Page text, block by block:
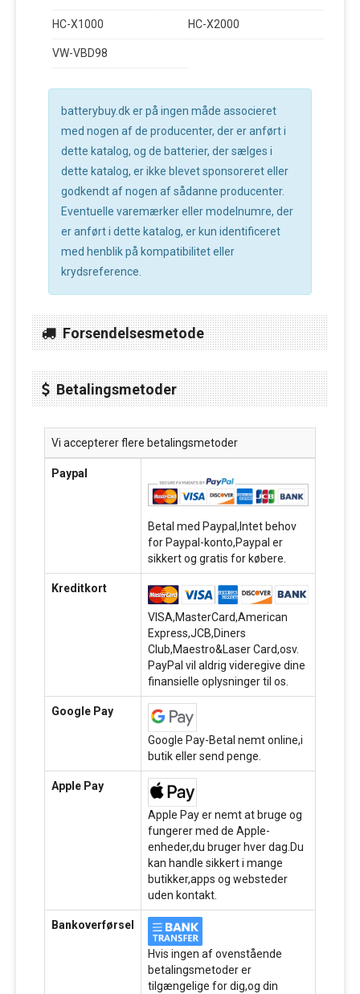
HC-X1000 HC-X2000
VW-VBD98
batterybuy.dk er på ingen måde associeret
med nogen af de producenter, der er anført i
dette katalog, og de batterier, der sælges i
dette katalog, er ikke blevet sponsoreret eller
godkendt af nogen af sådanne producenter.
Eventuelle varemærker eller modelnumre, der
er anført i dette katalog, er kun identificeret
med henblik på kompatibilitet eller
krydsreference.
Forsendelsesmetode
Betalingsmetoder
Vi accepterer flere betalingsmetoder
Paypal
Betal med Paypal,Intet behov
for Paypal-konto,Paypal er
sikkert og gratis for købere.
Kreditkort
VISA,MasterCard,American
Express,JCB,Diners
Club,Maestro&Laser Card,osv.
PayPal vil aldrig videregive dine
finansielle oplysninger til os.
Google Pay
Google Pay-Betal nemt online,i
butik eller send penge.
Apple Pay
Apple Pay er nemt at bruge og
fungerer med de Apple-
enheder,du bruger hver dag.Du
kan handle sikkert i mange
butikker,apps og websteder
uden kontakt.
Bankoverførsel
Hvis ingen af ovenstående
betalingsmetoder er
tilgængelige for dig,og din